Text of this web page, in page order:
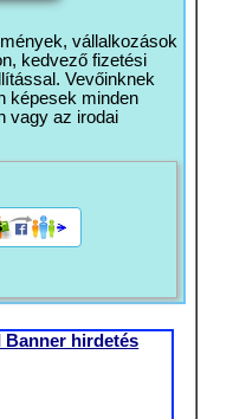
vállalkozások
kedvező fizetési
Vevőinknek
képesek minden
vagy az irodai
Banner hirdetés